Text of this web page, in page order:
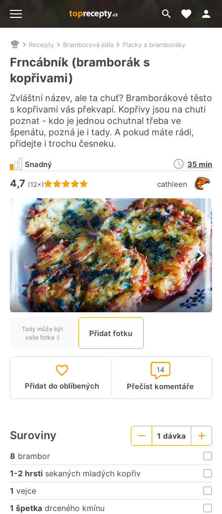
Přejít
na
Moje
Nacházíte
se
zde:
Recepty Bramborová jídla Placky a bramboráky
Frncábník (bramborák s
kopřivami)
Zvláštní název, ale ta chuť? Bramborákové těsto
s kopřivami vás překvapí. Kopřivy jsou na chuti
poznat - kdo je jednou ochutnal třeba ve
špenátu, pozná je i tady. A pokud máte rádi,
přidejte i trochu česneku.
Hodnocení receptu je
4,7 (12×) cathleen
Snadný
Doba
35 min
Tady může být
vaše fotka :)
Přidat fotku
Přidat do oblíbených Přečíst komentáře
14
Suroviny
Menší
1 dávka
Větší
porce
8 brambor
1-2 hrsti sekaných mladých kopřiv
1 vejce
1 špetka drceného kmínu